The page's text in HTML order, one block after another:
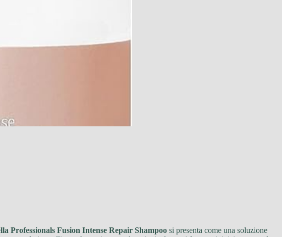
Professionals Fusion Intense Repair Shampoo si presenta come una soluzione